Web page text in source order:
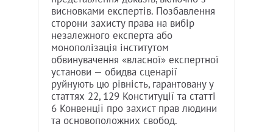
висновками експертів. Позбавлення
сторони захисту права на вибір
незалежного експерта або
монополізація інститутом
обвинувачення «власної» експертної
установи — обидва сценарії
руйнують цю рівність, гарантовану у
статтях 22, 129 Конституції та статті
6 Конвенції про захист прав людини
та основоположних свобод.